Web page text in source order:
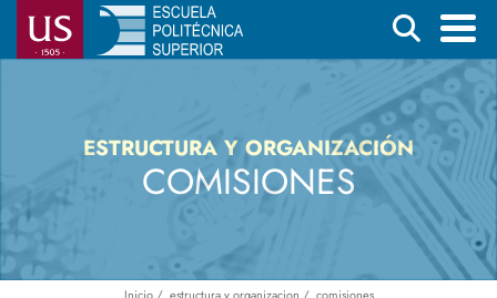
Pasar
Buscar
ESTRUCTURA Y ORGANIZACIÓN
COMISIONES